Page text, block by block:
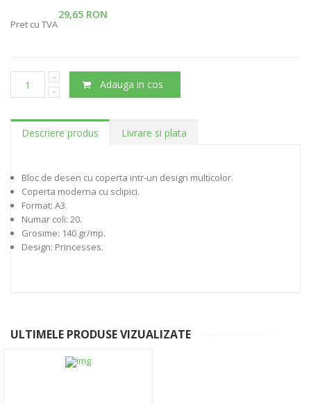
29,65 RON
Pret cu TVA
Adauga in cos
Descriere produs Livrare si plata
Bloc de desen cu coperta intr-un design multicolor.
Coperta moderna cu sclipici.
Format: A3.
Numar coli: 20.
Grosime: 140 gr/mp.
Design: Princesses.
ULTIMELE PRODUSE VIZUALIZATE